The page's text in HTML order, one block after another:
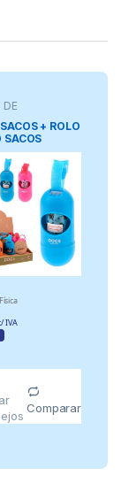
DE
+ ROLO
SACOS
EM
IVA
Comparar